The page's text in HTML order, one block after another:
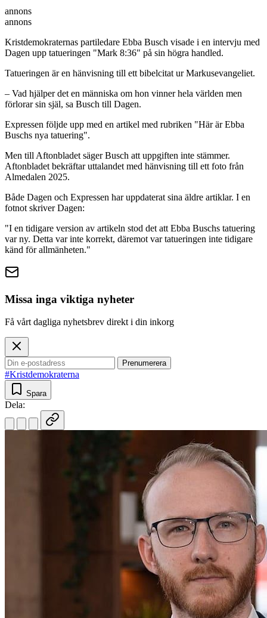
annons
annons
Kristdemokraternas partiledare Ebba Busch visade i en intervju med
Dagen upp tatueringen "Mark 8:36" på sin högra handled.
Tatueringen är en hänvisning till ett bibelcitat ur Markusevangeliet.
– Vad hjälper det en människa om hon vinner hela världen men
förlorar sin själ, sa Busch till Dagen.
Expressen följde upp med en artikel med rubriken "Här är Ebba
Buschs nya tatuering".
Men till Aftonbladet säger Busch att uppgiften inte stämmer.
Aftonbladet bekräftar uttalandet med hänvisning till ett foto från
Almedalen 2025.
Både Dagen och Expressen har uppdaterat sina äldre artiklar. I en
fotnot skriver Dagen:
"I en tidigare version av artikeln stod det att Ebba Buschs tatuering
var ny. Detta var inte korrekt, däremot var tatueringen inte tidigare
känd för allmänheten."
Missa inga viktiga nyheter
Få vårt dagliga nyhetsbrev direkt i din inkorg
Prenumerera
#Kristdemokraterna
Spara
Dela: